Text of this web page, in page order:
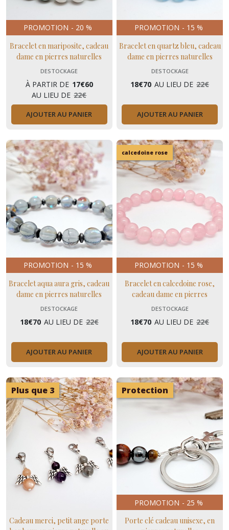
PROMOTION - 20 %
Bracelet en mariposite, cadeau
dame en pierres naturelles
insomnie et stress
DESTOCKAGE
À PARTIR DE 17€60
AU LIEU DE 22€
AJOUTER AU PANIER
PROMOTION - 15 %
Bracelet en quartz bleu, cadeau
dame en pierres naturelles
contre le stress
DESTOCKAGE
18€70 AU LIEU DE 22€
AJOUTER AU PANIER
PROMOTION - 15 %
Bracelet aqua aura gris, cadeau
dame en pierres naturelles
harmonie et équilibre
DESTOCKAGE
18€70 AU LIEU DE 22€
AJOUTER AU PANIER
calcedoine rose
PROMOTION - 15 %
Bracelet en calcedoine rose,
cadeau dame en pierres
naturelles contre le stress
DESTOCKAGE
18€70 AU LIEU DE 22€
AJOUTER AU PANIER
Plus que 3
Cadeau merci, petit ange porte
Protection
PROMOTION - 25 %
Porte clé cadeau unisexe, en